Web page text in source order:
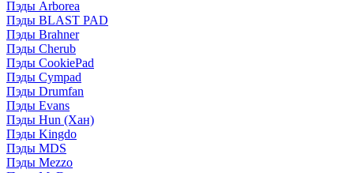
Пэды Arborea
Пэды BLAST PAD
Пэды Brahner
Пэды Cherub
Пэды CookiePad
Пэды Cympad
Пэды Drumfan
Пэды Evans
Пэды Hun (Хан)
Пэды Kingdo
Пэды MDS
Пэды Mezzo